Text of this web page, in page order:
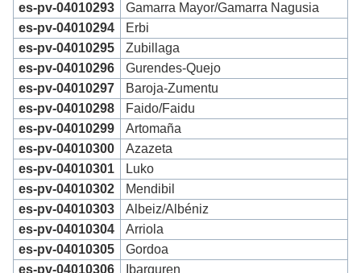
es-pv-04010293
Gamarra Mayor/Gamarra Nagusia
es-pv-04010294
Erbi
es-pv-04010295
Zubillaga
es-pv-04010296
Gurendes-Quejo
es-pv-04010297
Baroja-Zumentu
es-pv-04010298
Faido/Faidu
es-pv-04010299
Artomaña
es-pv-04010300
Azazeta
es-pv-04010301
Luko
es-pv-04010302
Mendibil
es-pv-04010303
Albeiz/Albéniz
es-pv-04010304
Arriola
es-pv-04010305
Gordoa
es-pv-04010306
Ibarguren